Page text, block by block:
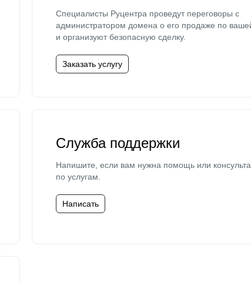
Специалисты Руцентра проведут переговоры с
администратором домена о его продаже по
и организуют безопасную сделку.
Заказать услугу
Служба поддержки
Напишите, если вам нужна помощь или
по услугам.
Написать